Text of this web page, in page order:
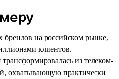
на российском рынке,
клиентов.
из телеком-
охватывающую практически